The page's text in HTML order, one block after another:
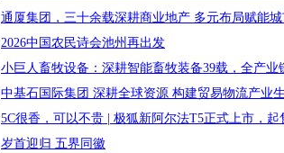
通厦集团，三十余载深耕商业地产 多元布局赋能
2026中国农民诗会池州再出发
小巨人畜牧设备：深耕智能畜牧装备39载，全产业
中基石国际集团 深耕全球资源 构建贸易物流产业
5C很香，可以不贵 | 极狐新阿尔法T5正式上市，起
岁首迎归 五界同徽